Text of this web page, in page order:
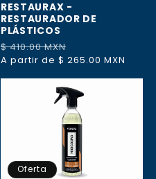
RESTAURAX -
RESTAURADOR DE
PLÁSTICOS
Precio
habitual
$ 410.00 MXN
de
A partir de $ 265.00 MXN
Oferta